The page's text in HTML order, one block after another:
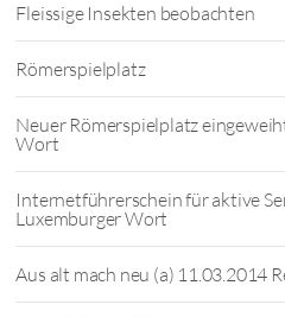
Fleissige Insekten beobachten
Römerspielplatz
Neuer Römerspielplatz
Wort
Internetführerschein für aktive
Luxemburger Wort
Aus alt mach neu (a) 11.03.2014